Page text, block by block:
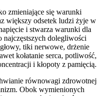
zmieniające się warunki
większy odsetek ludzi żyje w
i stwarza warunki dla
najczęstszych dolegliwości
tiki nerwowe, drżenie
kołatanie serca, potliwość,
i kłopoty z pamięcią.
równowagi zdrowotnej
Obok wymienionych